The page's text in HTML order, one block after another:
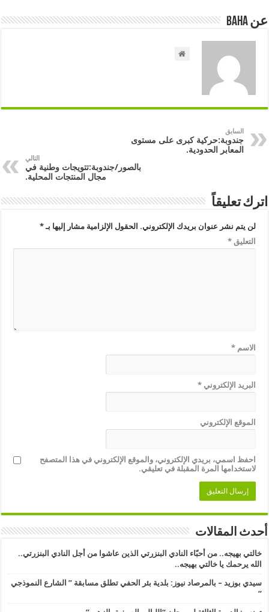
عن Baha
السابق
جندوبة:حركية كبرى على مستوى
المعابر الحدودية.
التالي
بالصور/جندوبة:تتويجات وطنية في
مجال المنتجات المحلية.
اترك تعليقاً
لن يتم نشر عنوان بريدك الإلكتروني. الحقول الإلزامية مشار إليها بـ*
التعليق*
الاسم*
البريد الإلكتروني*
الموقع الإلكتروني
احفظ اسمي، بريدي الإلكتروني، والموقع الإلكتروني في هذا المتصفح
لاستخدامها المرة المقبلة في تعليقي.
أحدث المقالات
خالتي بهيجه.. من أحبّاء النادي البنزرتي الذين عاشوا من أجل النادي البنزرتي..
الله يرحمك يا خالتي بهيجه..
سيدي بوزيد – بالمرصاد نيوز: بلدية بئر الحفي تطلق مسابقة ” الشارع النموذجي
” ​